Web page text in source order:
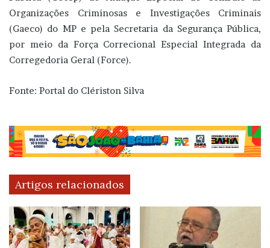
Organizações Criminosas e Investigações Criminais
(Gaeco) do MP e pela Secretaria da Segurança Pública,
por meio da Força Correcional Especial Integrada da
Corregedoria Geral (Force).
Fonte: Portal do Clériston Silva
Artigos relacionados